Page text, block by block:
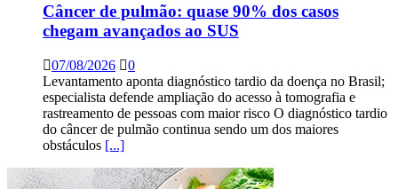
Câncer de pulmão: quase 90% dos casos
chegam avançados ao SUS
07/08/2026
0
Levantamento aponta diagnóstico tardio da doença no Brasil;
especialista defende ampliação do acesso à tomografia e
rastreamento de pessoas com maior risco O diagnóstico tardio
do câncer de pulmão continua sendo um dos maiores
obstáculos [...]